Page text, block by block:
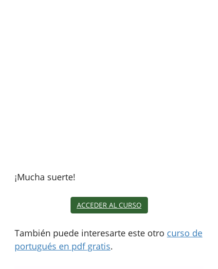
¡Mucha suerte!
ACCEDER AL CURSO
También puede interesarte este otro curso de
portugués en pdf gratis.